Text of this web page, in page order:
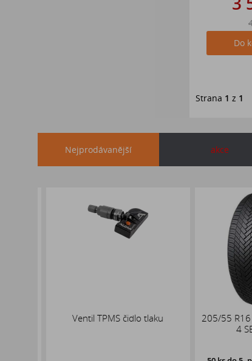
Do
Strana 1 z 1
Nejprodávanější akce
Ventil TPMS čidlo tlaku
205/55 R16
4